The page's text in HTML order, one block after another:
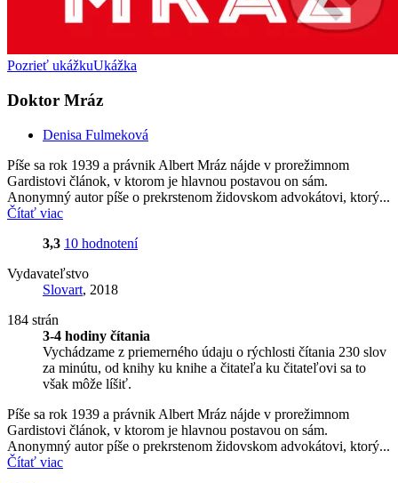
Pozrieť ukážkuUkážka
Doktor Mráz
Denisa Fulmeková
Píše sa rok 1939 a právnik Albert Mráz nájde v prorežimnom
Gardistovi článok, v ktorom je hlavnou postavou on sám.
Anonymný autor píše o prekrstenom židovskom advokátovi, ktorý...
Čítať viac
3,3 10 hodnotení
Vydavateľstvo
Slovart, 2018
184 strán
3-4 hodiny čítania
Vychádzame z priemerného údaju o rýchlosti čítania 230 slov
za minútu, od knihy ku knihe a čitateľa ku čitateľovi sa to
však môže líšiť.
Píše sa rok 1939 a právnik Albert Mráz nájde v prorežimnom
Gardistovi článok, v ktorom je hlavnou postavou on sám.
Anonymný autor píše o prekrstenom židovskom advokátovi, ktorý...
Čítať viac